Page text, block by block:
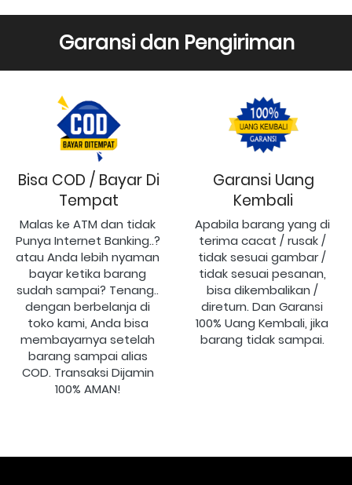
Garansi dan Pengiriman
Bisa COD / Bayar Di
Tempat
Malas ke ATM dan tidak
Punya Internet Banking..?
atau Anda lebih nyaman
bayar ketika barang
sudah sampai? Tenang..
dengan berbelanja di
toko kami, Anda bisa
membayarnya setelah
barang sampai alias
COD. Transaksi Dijamin
100% AMAN!
Garansi Uang
Kembali
Apabila barang yang di
terima cacat / rusak /
tidak sesuai gambar /
tidak sesuai pesanan,
bisa dikembalikan /
direturn. Dan Garansi
100% Uang Kembali, jika
barang tidak sampai.